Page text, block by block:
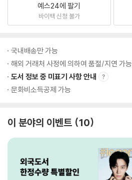
예스24에 팔기
바이백 신청 불가
국내배송만 가능
해외 거래처 사정에 의하여 품절/지연 가능
도서 정보 중 미표기 사항 안내
문화비소득공제 가능
이 분야의 이벤트 10